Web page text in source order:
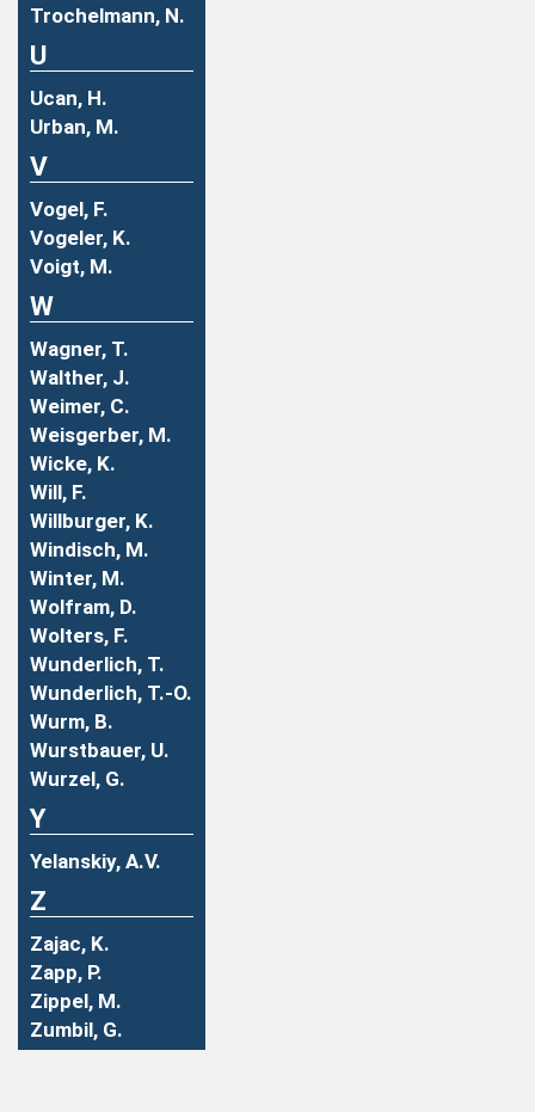
Trochelmann, N.
U
Ucan, H.
Urban, M.
V
Vogel, F.
Vogeler, K.
Voigt, M.
W
Wagner, T.
Walther, J.
Weimer, C.
Weisgerber, M.
Wicke, K.
Will, F.
Willburger, K.
Windisch, M.
Winter, M.
Wolfram, D.
Wolters, F.
Wunderlich, T.
Wunderlich, T.-O.
Wurm, B.
Wurstbauer, U.
Wurzel, G.
Y
Yelanskiy, A.V.
Z
Zajac, K.
Zapp, P.
Zippel, M.
Zumbil, G.